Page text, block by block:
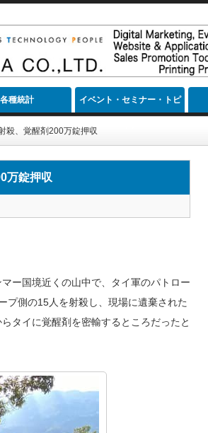
各種統計 イベント・セミナー・トピ
殺、覚醒剤200万錠押収
万錠押収
ー国境近くの山中で、タイ軍のパトロー
プ側の15人を射殺し、現場に遺棄された
タイに覚醒剤を密輸するところだったと